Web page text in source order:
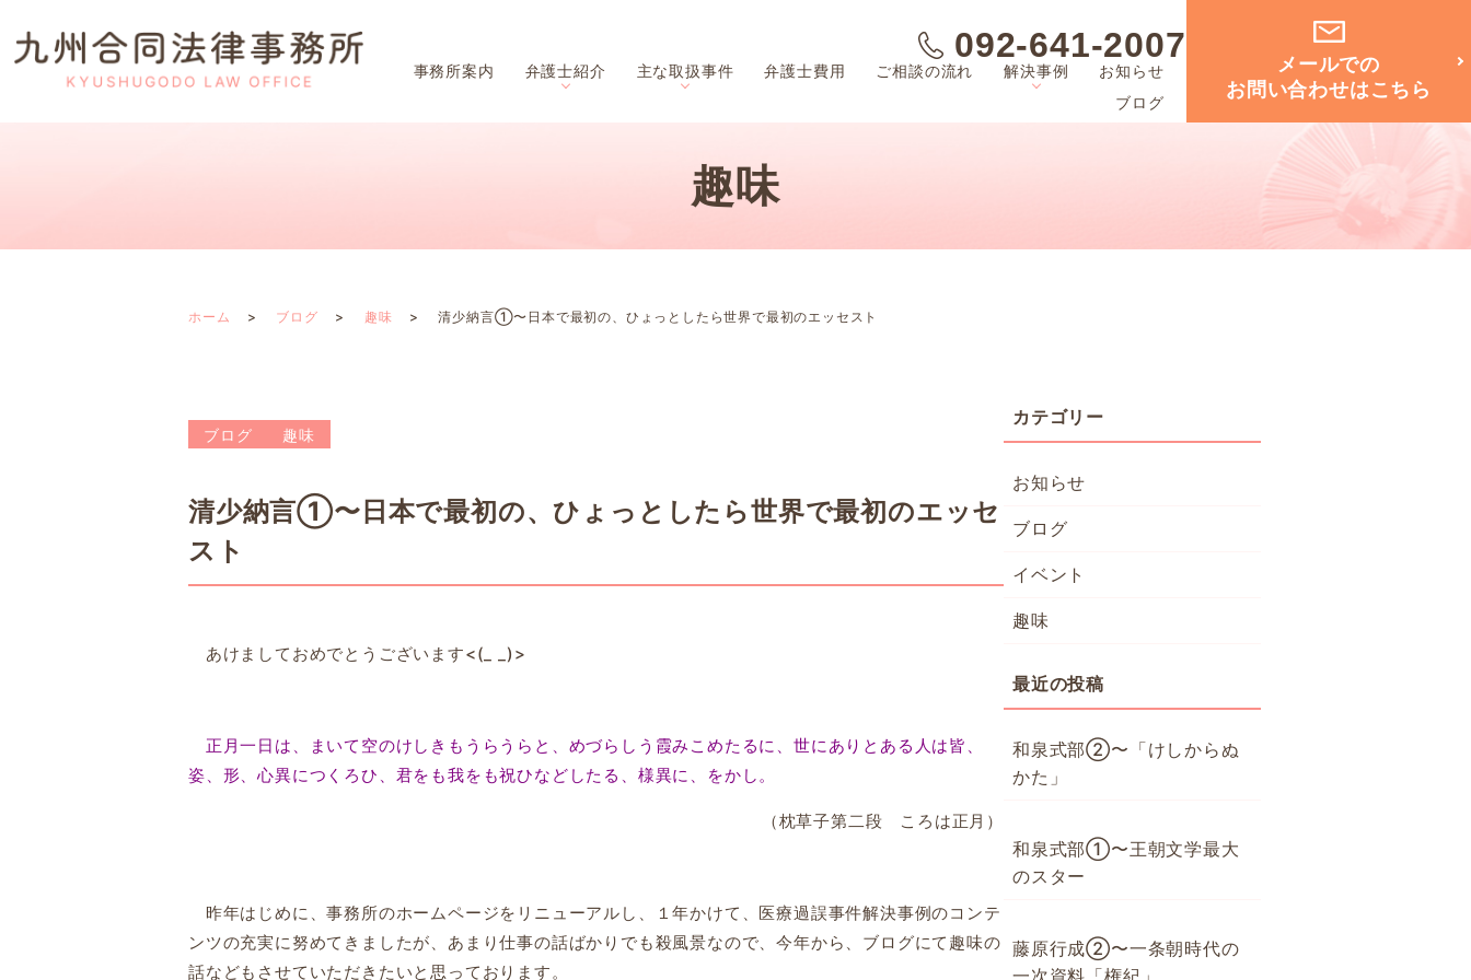
事務所案内 弁護士紹介 主な取扱事件 弁護士費用 ご相談の流れ 解決事例
お知らせ
ブログ
092-641-2007
メールでの
お問い合わせはこちら
趣味
ホーム ブログ 趣味 清少納言①〜日本で最初の、ひょっとしたら世界で最初のエッセスト
ブログ 趣味
清少納言①〜日本で最初の、ひょっとしたら世界で最初のエッセ
スト
あけましておめでとうございます<(_ _)>
正月一日は、まいて空のけしきもうらうらと、めづらしう霞みこめたるに、世にありとある人は皆、
姿、形、心異につくろひ、君をも我をも祝ひなどしたる、様異に、をかし。
（枕草子第二段 ころは正月）
昨年はじめに、事務所のホームページをリニューアルし、１年かけて、医療過誤事件解決事例のコンテ
ンツの充実に努めてきましたが、あまり仕事の話ばかりでも殺風景なので、今年から、ブログにて趣味の
話などもさせていただきたいと思っております。
お知らせ
ブログ
イベント
趣味
最近の投稿
和泉式部②〜「けしからぬ
かた」
和泉式部①〜王朝文学最大
のスター
藤原行成②〜一条朝時代の